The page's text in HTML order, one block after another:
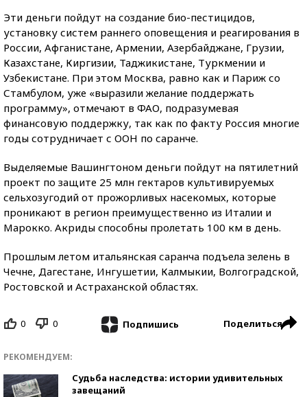
Эти деньги пойдут на создание био-пестицидов,
установку систем раннего оповещения и реагирования в
России, Афганистане, Армении, Азербайджане, Грузии,
Казахстане, Киргизии, Таджикистане, Туркмении и
Узбекистане. При этом Москва, равно как и Париж со
Стамбулом, уже «выразили желание поддержать
программу», отмечают в ФАО, подразумевая
финансовую поддержку, так как по факту Россия многие
годы сотрудничает с ООН по саранче.
Выделяемые Вашингтоном деньги пойдут на пятилетний
проект по защите 25 млн гектаров культивируемых
сельхозугодий от прожорливых насекомых, которые
проникают в регион преимущественно из Италии и
Марокко. Акриды способны пролетать 100 км в день.
Прошлым летом итальянская саранча подъела зелень в
Чечне, Дагестане, Ингушетии, Калмыкии, Волгоградской,
Ростовской и Астраханской областях.
0 0 Подпишись Поделиться
РЕКОМЕНДУЕМ:
Судьба наследства: истории удивительных
завещаний